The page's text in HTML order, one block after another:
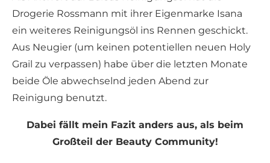
Drogerie Rossmann mit ihrer Eigenmarke Isana
ein weiteres Reinigungsöl ins Rennen geschickt.
Aus Neugier (um keinen potentiellen neuen Holy
Grail zu verpassen) habe über die letzten Monate
beide Öle abwechselnd jeden Abend zur
Reinigung benutzt.
Dabei fällt mein Fazit anders aus, als beim
Großteil der Beauty Community!